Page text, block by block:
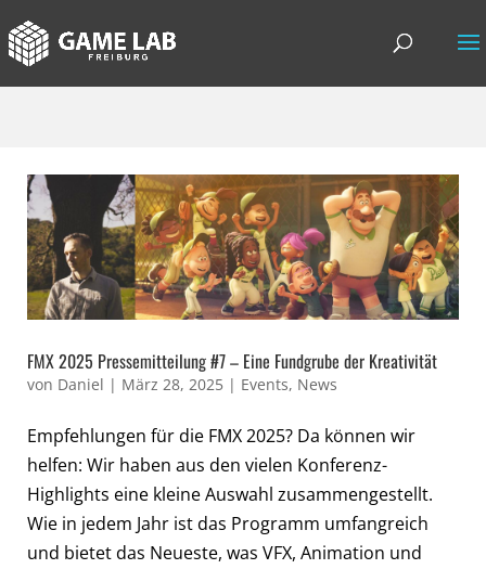
FMX 2025 Pressemitteilung #7 – Eine Fundgrube der Kreativität
von Daniel | März 28, 2025 | Events, News
Empfehlungen für die FMX 2025? Da können wir
helfen: Wir haben aus den vielen Konferenz-
Highlights eine kleine Auswahl zusammengestellt.
Wie in jedem Jahr ist das Programm umfangreich
und bietet das Neueste, was VFX, Animation und